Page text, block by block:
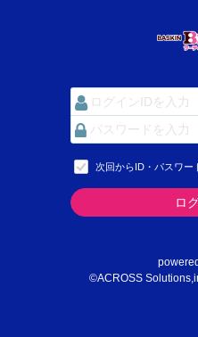
次回からID・パスワー
ロ
©ACROSS